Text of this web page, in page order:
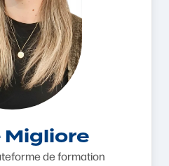
Migliore
de formation